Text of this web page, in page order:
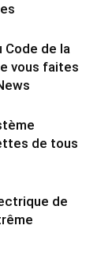
Code de la
vous faites
de tous
de